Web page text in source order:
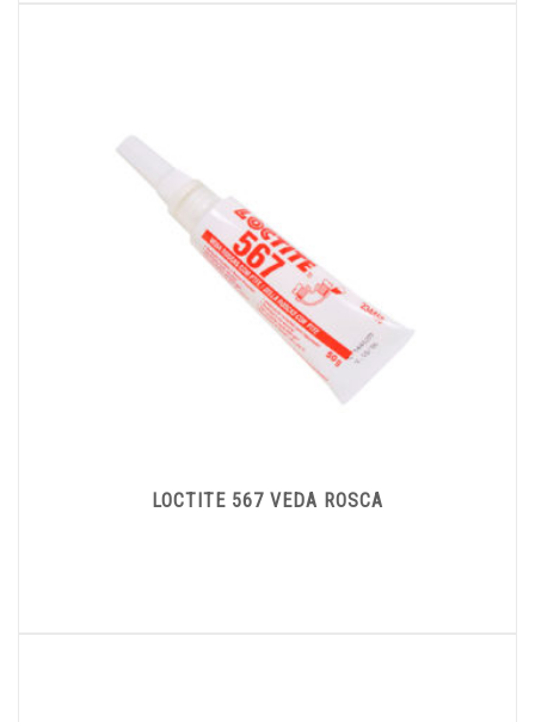
LOCTITE 567 VEDA ROSCA